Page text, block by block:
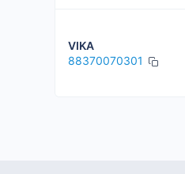
VIKA
88370070301